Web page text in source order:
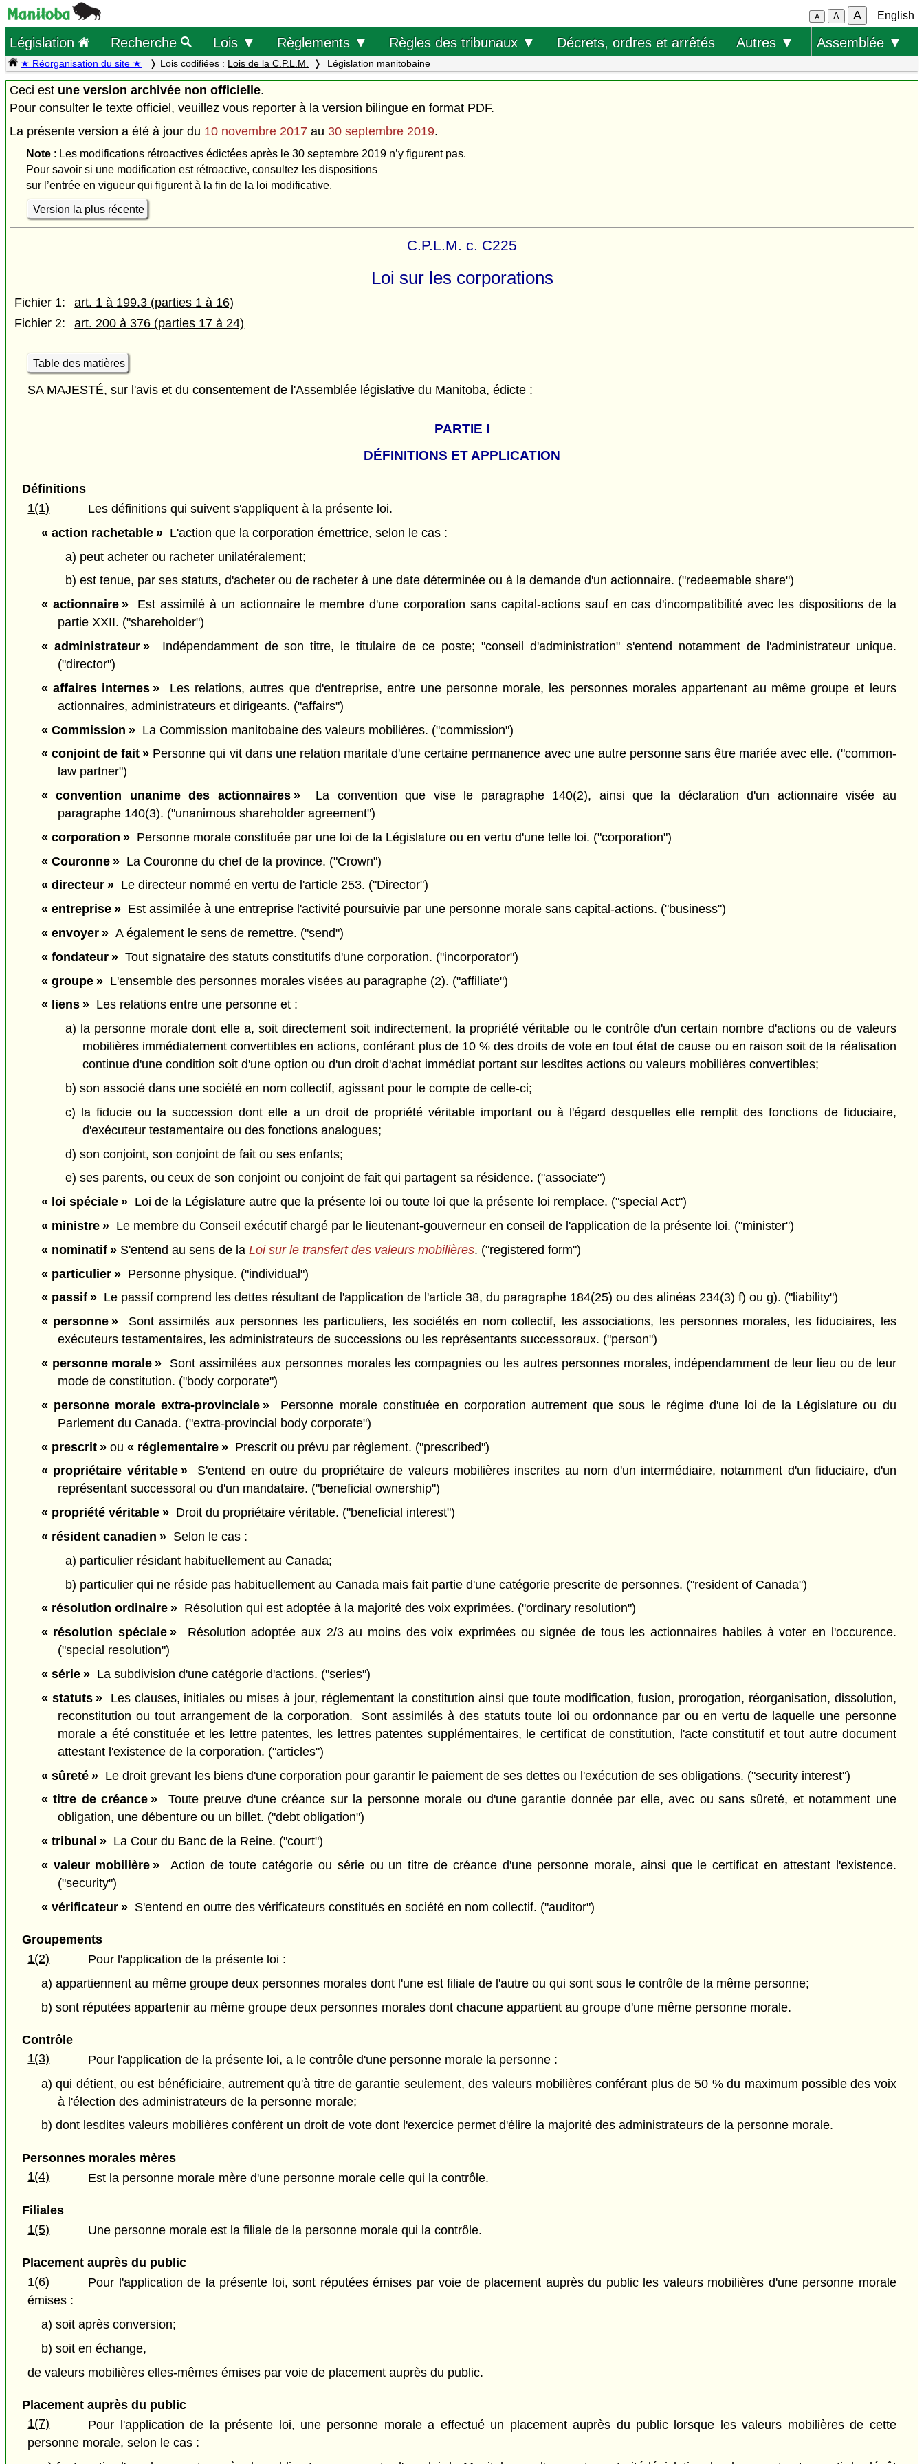
A A A English
Législation Recherche Lois ▼ Règlements ▼ Règles des tribunaux ▼ Décrets, ordres et arrêtés Autres ▼ Assemblée ▼
★ Réorganisation du site ★ Lois codifiées : Lois de la C.P.L.M. Législation manitobaine
Ceci est une version archivée non officielle.
Pour consulter le texte officiel, veuillez vous reporter à la version bilingue en format PDF.
La présente version a été à jour du 10 novembre 2017 au 30 septembre 2019.
Note: Les modifications rétroactives édictées après le 30 septembre 2019 n’y figurent pas.
Pour savoir si une modification est rétroactive, consultez les dispositions
sur l’entrée en vigueur qui figurent à la fin de la loi modificative.
Version la plus récente
C.P.L.M. c. C225
Loi sur les corporations
Fichier 1:
art. 1 à 199.3 (parties 1 à 16)
Fichier 2:
art. 200 à 376 (parties 17 à 24)
Table des matières
SA MAJESTÉ, sur l'avis et du consentement de l'Assemblée législative du Manitoba, édicte :
PARTIE I
DÉFINITIONS ET APPLICATION
Définitions
1(1)
Les définitions qui suivent s'appliquent à la présente loi.
« action rachetable »L'action que la corporation émettrice, selon le cas :
a) peut acheter ou racheter unilatéralement;
b) est tenue, par ses statuts, d'acheter ou de racheter à une date déterminée ou à la demande d'un actionnaire. ("redeemable share")
« actionnaire »Est assimilé à un actionnaire le membre d'une corporation sans capital-actions sauf en cas d'incompatibilité avec les dispositions de la
partie XXII. ("shareholder")
« administrateur »Indépendamment de son titre, le titulaire de ce poste; "conseil d'administration" s'entend notamment de l'administrateur unique.
("director")
« affaires internes » Les relations, autres que d'entreprise, entre une personne morale, les personnes morales appartenant au même groupe et leurs
actionnaires, administrateurs et dirigeants. ("affairs")
« Commission »La Commission manitobaine des valeurs mobilières. ("commission")
« conjoint de fait » Personne qui vit dans une relation maritale d'une certaine permanence avec une autre personne sans être mariée avec elle. ("common-
law partner")
« convention unanime des actionnaires »La convention que vise le paragraphe 140(2), ainsi que la déclaration d'un actionnaire visée au
paragraphe 140(3). ("unanimous shareholder agreement")
« corporation »Personne morale constituée par une loi de la Législature ou en vertu d'une telle loi. ("corporation")
« Couronne »La Couronne du chef de la province. ("Crown")
« directeur »Le directeur nommé en vertu de l'article 253. ("Director")
« entreprise »Est assimilée à une entreprise l'activité poursuivie par une personne morale sans capital-actions. ("business")
« envoyer »A également le sens de remettre. ("send")
« fondateur »Tout signataire des statuts constitutifs d'une corporation. ("incorporator")
« groupe »L'ensemble des personnes morales visées au paragraphe (2). ("affiliate")
« liens »Les relations entre une personne et :
a) la personne morale dont elle a, soit directement soit indirectement, la propriété véritable ou le contrôle d'un certain nombre d'actions ou de valeurs
mobilières immédiatement convertibles en actions, conférant plus de 10 % des droits de vote en tout état de cause ou en raison soit de la réalisation
continue d'une condition soit d'une option ou d'un droit d'achat immédiat portant sur lesdites actions ou valeurs mobilières convertibles;
b) son associé dans une société en nom collectif, agissant pour le compte de celle-ci;
c) la fiducie ou la succession dont elle a un droit de propriété véritable important ou à l'égard desquelles elle remplit des fonctions de fiduciaire,
d'exécuteur testamentaire ou des fonctions analogues;
d) son conjoint, son conjoint de fait ou ses enfants;
e) ses parents, ou ceux de son conjoint ou conjoint de fait qui partagent sa résidence. ("associate")
« loi spéciale »Loi de la Législature autre que la présente loi ou toute loi que la présente loi remplace. ("special Act")
« ministre »Le membre du Conseil exécutif chargé par le lieutenant-gouverneur en conseil de l'application de la présente loi. ("minister")
« nominatif »S'entend au sens de la Loi sur le transfert des valeurs mobilières. ("registered form")
« particulier »Personne physique. ("individual")
« passif »Le passif comprend les dettes résultant de l'application de l'article 38, du paragraphe 184(25) ou des alinéas 234(3) f) ou g). ("liability")
« personne » Sont assimilés aux personnes les particuliers, les sociétés en nom collectif, les associations, les personnes morales, les fiduciaires, les
exécuteurs testamentaires, les administrateurs de successions ou les représentants successoraux. ("person")
« personne morale » Sont assimilées aux personnes morales les compagnies ou les autres personnes morales, indépendamment de leur lieu ou de leur
mode de constitution. ("body corporate")
« personne morale extra-provinciale » Personne morale constituée en corporation autrement que sous le régime d'une loi de la Législature ou du
Parlement du Canada. ("extra-provincial body corporate")
« prescrit »ou « réglementaire »Prescrit ou prévu par règlement. ("prescribed")
« propriétaire véritable »S'entend en outre du propriétaire de valeurs mobilières inscrites au nom d'un intermédiaire, notamment d'un fiduciaire, d'un
représentant successoral ou d'un mandataire. ("beneficial ownership")
« propriété véritable »Droit du propriétaire véritable. ("beneficial interest")
« résident canadien »Selon le cas :
a) particulier résidant habituellement au Canada;
b) particulier qui ne réside pas habituellement au Canada mais fait partie d'une catégorie prescrite de personnes. ("resident of Canada")
« résolution ordinaire »Résolution qui est adoptée à la majorité des voix exprimées. ("ordinary resolution")
« résolution spéciale » Résolution adoptée aux 2/3 au moins des voix exprimées ou signée de tous les actionnaires habiles à voter en l'occurence.
("special resolution")
« série »La subdivision d'une catégorie d'actions. ("series")
« statuts »Les clauses, initiales ou mises à jour, réglementant la constitution ainsi que toute modification, fusion, prorogation, réorganisation, dissolution,
reconstitution ou tout arrangement de la corporation. Sont assimilés à des statuts toute loi ou ordonnance par ou en vertu de laquelle une personne
morale a été constituée et les lettre patentes, les lettres patentes supplémentaires, le certificat de constitution, l'acte constitutif et tout autre document
attestant l'existence de la corporation. ("articles")
« sûreté »Le droit grevant les biens d'une corporation pour garantir le paiement de ses dettes ou l'exécution de ses obligations. ("security interest")
« titre de créance » Toute preuve d'une créance sur la personne morale ou d'une garantie donnée par elle, avec ou sans sûreté, et notamment une
obligation, une débenture ou un billet. ("debt obligation")
« tribunal »La Cour du Banc de la Reine. ("court")
« valeur mobilière » Action de toute catégorie ou série ou un titre de créance d'une personne morale, ainsi que le certificat en attestant l'existence.
("security")
« vérificateur »S'entend en outre des vérificateurs constitués en société en nom collectif. ("auditor")
Groupements
1(2)
Pour l'application de la présente loi :
a) appartiennent au même groupe deux personnes morales dont l'une est filiale de l'autre ou qui sont sous le contrôle de la même personne;
b) sont réputées appartenir au même groupe deux personnes morales dont chacune appartient au groupe d'une même personne morale.
Contrôle
1(3)
Pour l'application de la présente loi, a le contrôle d'une personne morale la personne :
a) qui détient, ou est bénéficiaire, autrement qu'à titre de garantie seulement, des valeurs mobilières conférant plus de 50 % du maximum possible des voix
à l'élection des administrateurs de la personne morale;
b) dont lesdites valeurs mobilières confèrent un droit de vote dont l'exercice permet d'élire la majorité des administrateurs de la personne morale.
Personnes morales mères
1(4)
Est la personne morale mère d'une personne morale celle qui la contrôle.
Filiales
1(5)
Une personne morale est la filiale de la personne morale qui la contrôle.
Placement auprès du public
1(6)
Pour l'application de la présente loi, sont réputées émises par voie de placement auprès du public les valeurs mobilières d'une personne morale
émises :
a) soit après conversion;
b) soit en échange,
de valeurs mobilières elles-mêmes émises par voie de placement auprès du public.
Placement auprès du public
1(7)
Pour l'application de la présente loi, une personne morale a effectué un placement auprès du public lorsque les valeurs mobilières de cette
personne morale, selon le cas :